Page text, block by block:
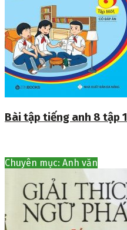
Bài tập tiếng anh 8 tập
Chuyên mục: Anh văn